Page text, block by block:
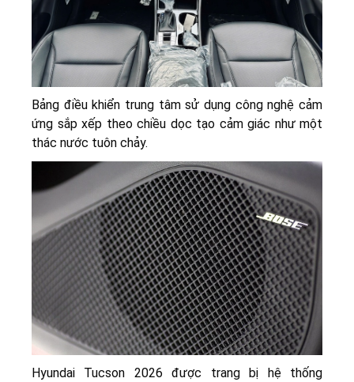
Bảng điều khiển trung tâm sử dụng công nghệ cảm
ứng sắp xếp theo chiều dọc tạo cảm giác như một
thác nước tuôn chảy.
Hyundai Tucson 2026 được trang bị hệ thống